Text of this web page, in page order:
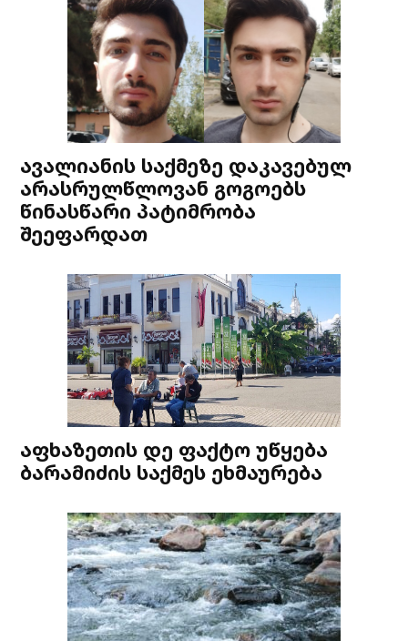
ავალიანის საქმეზე დაკავებულ
არასრულწლოვან გოგოებს
წინასწარი პატიმრობა
შეეფარდათ
აფხაზეთის დე ფაქტო უწყება
ბარამიძის საქმეს ეხმაურება